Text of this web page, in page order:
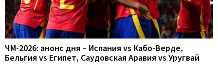
ЧМ-2026: анонс дня – Испания vs Кабо-Верде,
Бельгия vs Египет, Саудовская Аравия vs Уругвай